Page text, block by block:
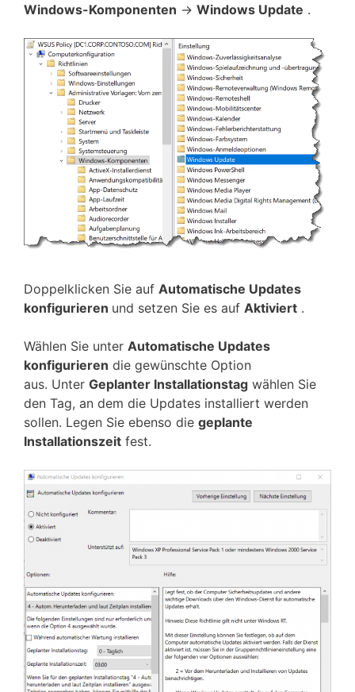
Windows-Komponenten -> Windows Update .
Doppelklicken Sie auf Automatische Updates
konfigurieren und setzen Sie es auf Aktiviert .
Wählen Sie unter Automatische Updates
konfigurieren die gewünschte Option
aus. Unter Geplanter Installationstag wählen Sie
den Tag, an dem die Updates installiert werden
sollen. Legen Sie ebenso die geplante
Installationszeit fest.